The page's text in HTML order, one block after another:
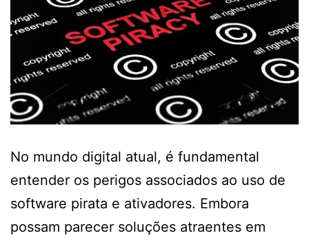
No mundo digital atual, é fundamental
entender os perigos associados ao uso de
software pirata e ativadores. Embora
possam parecer soluções atraentes em